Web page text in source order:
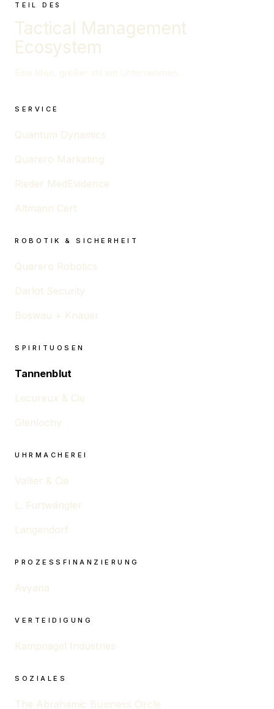
TEIL DES
Tactical Management
Ecosystem
SERVICE
Quantum Dynamics
Quarero Marketing
Rieder MedEvidence
Altmann Cert
ROBOTIK & SICHERHEIT
Quarero Robotics
Darlot Security
Boswau + Knauer
SPIRITUOSEN
Tannenblut
Lecureux & Cie
Glenlochy
UHRMACHEREI
Vallier & Cie
L. Furtwängler
Langendorf
PROZESSFINANZIERUNG
Avyana
VERTEIDIGUNG
Kampnagel Industries
SOZIALES
The Abrahamic Business Circle